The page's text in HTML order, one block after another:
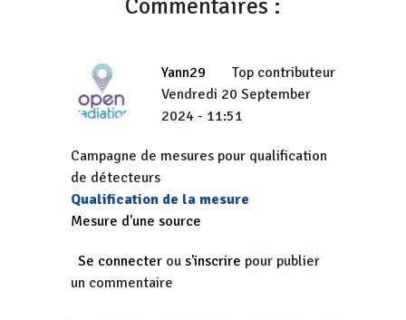
Commentaires :
Yann29
Top contributeur
Vendredi 20 September
2024 - 11:51
Campagne de mesures pour qualification
de détecteurs
Qualification de la mesure
Mesure d'une source
Se connecter ou s'inscrire pour publier
un commentaire